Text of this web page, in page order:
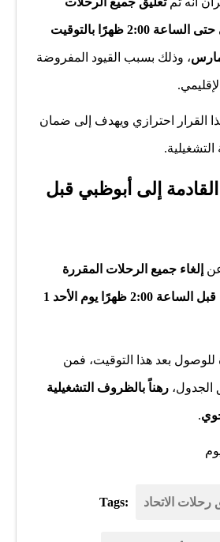
المغادرة من أبوظبي حتى الساعة 2:00 ظهرًا بالتوقيت
، وذلك بسبب القيود المفروضة
القرار احترازي ويهدف إلى ضمان
التشغيلية.
القادمة إلى أبوظبي قبل
إلغاء جميع الرحلات المقررة
للوصول إلى أبوظبي قبل الساعة 2:00 ظهرًا يوم الأحد 1
للوصول بعد هذا التوقيت، فمن
الجدول، رهناً بالظروف التشغيلية
.
Tags: رحلات الاتحاد